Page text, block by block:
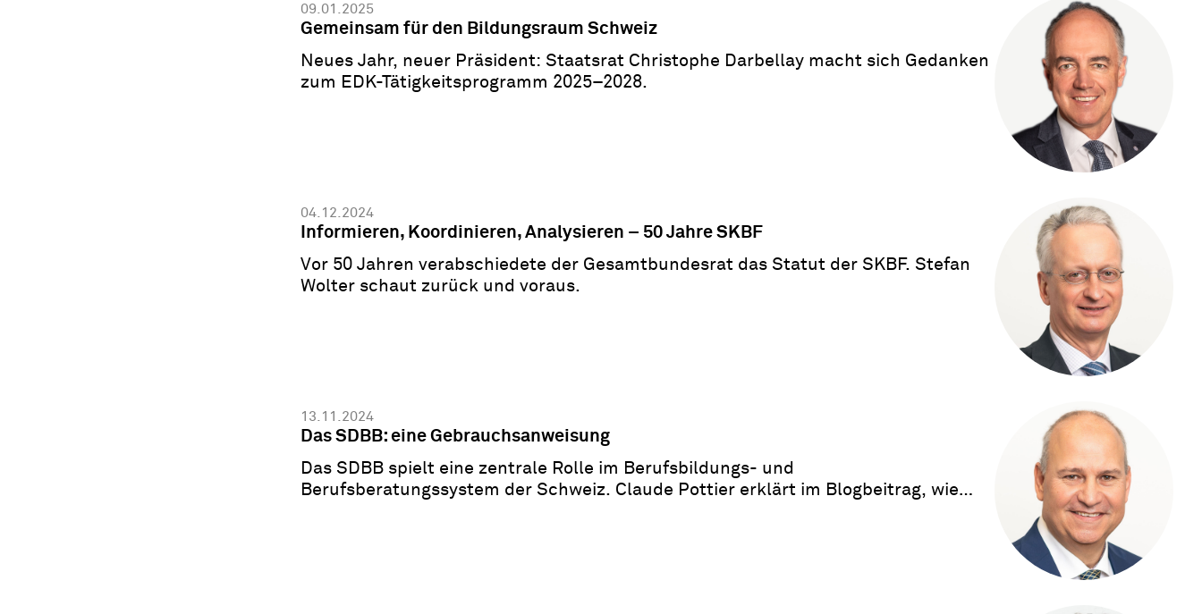
09.01.2025
Gemeinsam für den Bildungsraum Schweiz
Neues Jahr, neuer Präsident: Staatsrat Christophe Darbellay macht sich Gedanken
zum EDK-Tätigkeitsprogramm 2025–2028.
04.12.2024
Informieren, Koordinieren, Analysieren – 50 Jahre SKBF
Vor 50 Jahren verabschiedete der Gesamtbundesrat das Statut der SKBF. Stefan
Wolter schaut zurück und voraus.
13.11.2024
Das SDBB: eine Gebrauchsanweisung
Das SDBB spielt eine zentrale Rolle im Berufsbildungs- und
Berufsberatungssystem der Schweiz. Claude Pottier erklärt im Blogbeitrag, wie